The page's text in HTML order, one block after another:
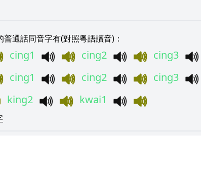
普通話同音字有(對照粵語讀音)：
cing1 cing2 cing3
cing1 cing2 cing3
king2 kwai1